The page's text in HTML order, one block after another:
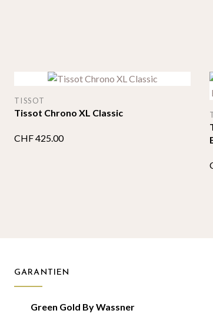
Tissot Chrono XL Classic
TISSOT
CHF425.00
GARANTIEN
Green Gold By Wassner